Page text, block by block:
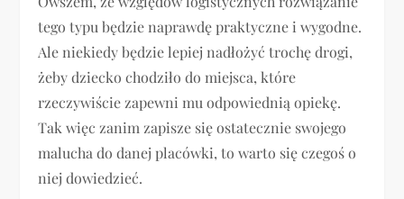
tego typu będzie naprawdę praktyczne i wygodne.
Ale niekiedy będzie lepiej nadłożyć trochę drogi,
żeby dziecko chodziło do miejsca, które
rzeczywiście zapewni mu odpowiednią opiekę.
Tak więc zanim zapisze się ostatecznie swojego
malucha do danej placówki, to warto się czegoś o
niej dowiedzieć.